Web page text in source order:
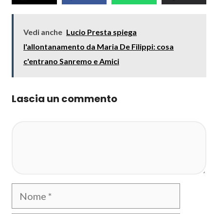
Vedi anche Lucio Presta spiega
l'allontanamento da Maria De Filippi: cosa
c'entrano Sanremo e Amici
Lascia un commento
Nome